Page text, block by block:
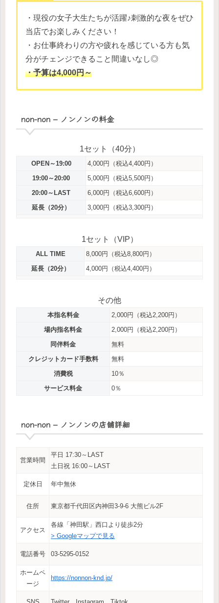
・現役の女子大生たちが活躍♪刺激的な夜をぜひ
当店でお楽しみください！
・お仕事終わりの方や疲れを感じている方も気
分がチェンジできること間違いなし◎
・予算は4,000円～
non-non – ノンノンの料金
1セット（40分）
OPEN～19:00
4,000円（税込4,400円）
19:00～20:00
5,000円（税込5,500円）
20:00～LAST
6,000円（税込6,600円）
延長（20分）
3,000円（税込3,300円）
1セット（VIP）
ALL TIME
8,000円（税込8,800円）
延長（20分）
4,000円（税込4,400円）
その他
本指名料金
2,000円（税込2,200円）
場内指名料金
2,000円（税込2,200円）
同伴料金
無料
クレジットカード手数料
無料
消費税
10％
サービス料金
0％
non-non – ノンノンの店舗詳細
営業時間
平日 17:30～LAST
土日祝 16:00～LAST
定休日 年中無休
住所 東京都千代田区内神田3-9-6 大熊ビル2F
アクセス
各線「神田駅」西口より徒歩2分
> Googleマップで見る
電話番号 03-5295-0152
ホームペ
ージ
https://nonnon-knd.jp/